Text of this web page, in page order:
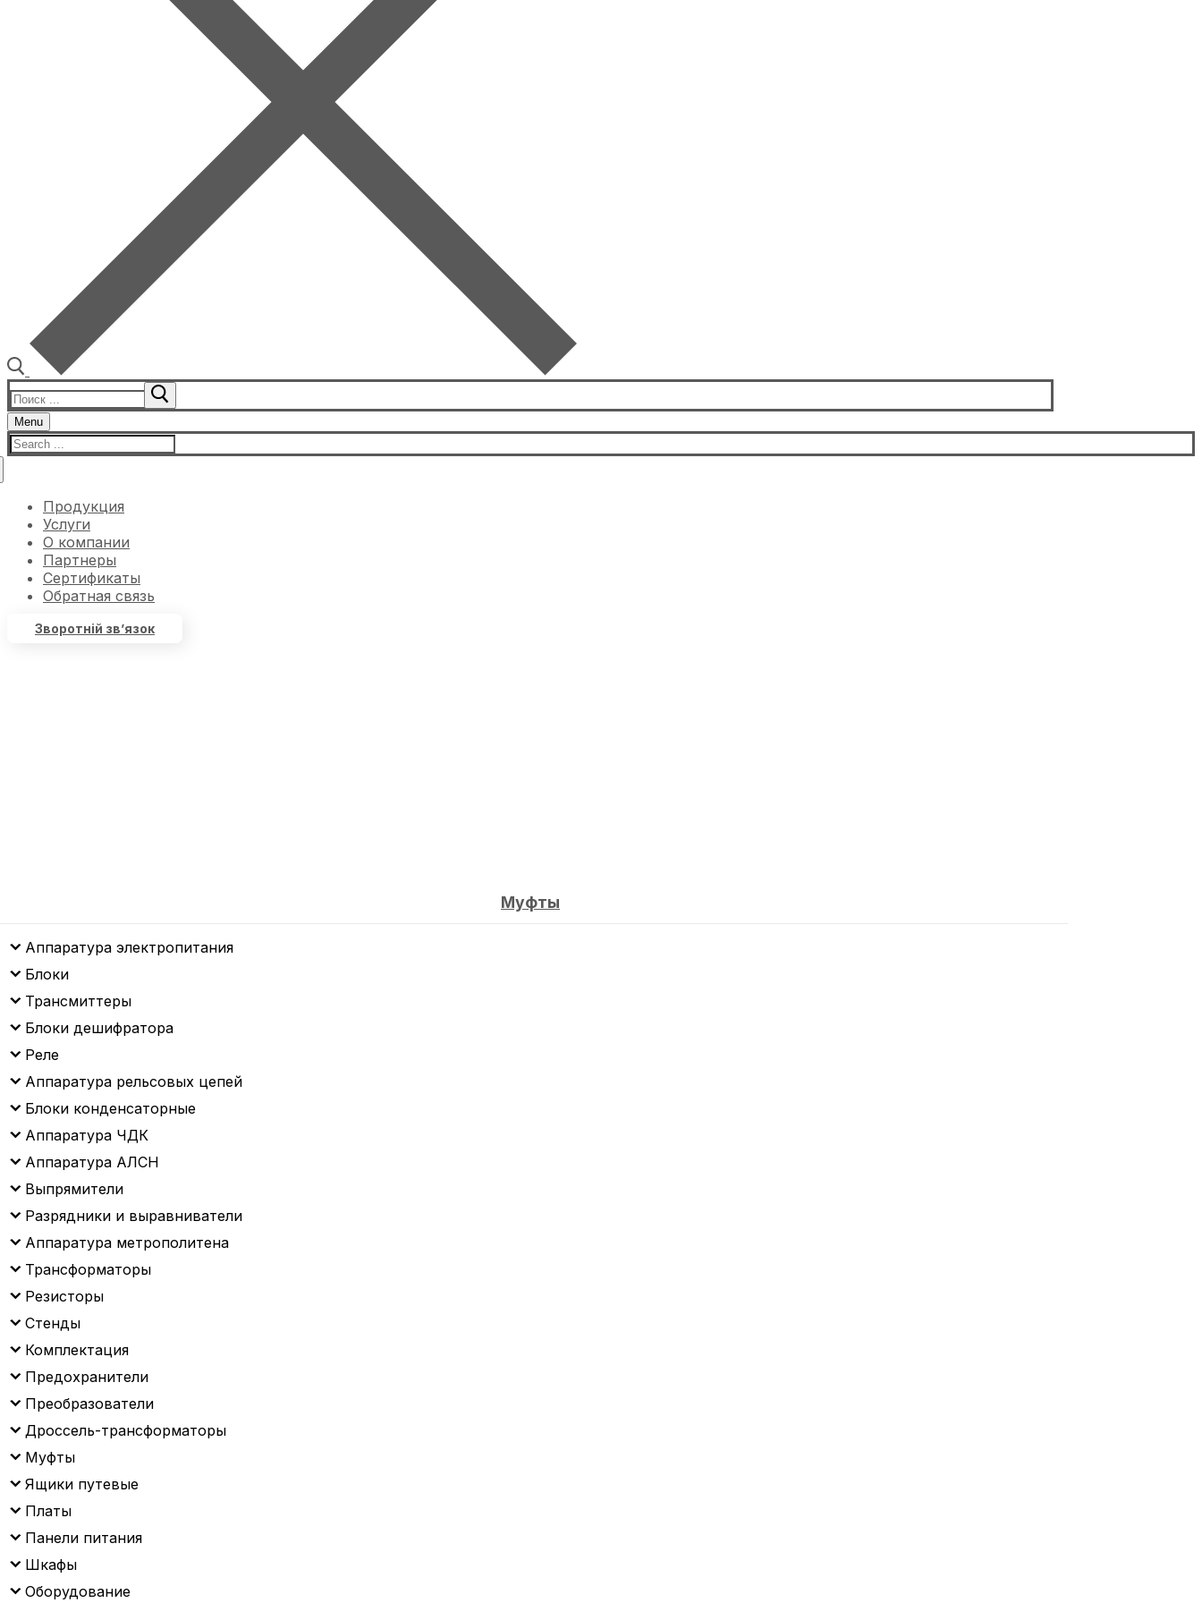
Menu
Продукция
Услуги
О компании
Партнеры
Сертификаты
Обратная связь
Зворотній зв’язок
Муфты
Аппаратура электропитания
Блоки
Трансмиттеры
Блоки дешифратора
Реле
Аппаратура рельсовых цепей
Блоки конденсаторные
Аппаратура ЧДК
Аппаратура АЛСН
Выпрямители
Разрядники и выравниватели
Аппаратура метрополитена
Трансформаторы
Резисторы
Стенды
Комплектация
Предохранители
Преобразователи
Дроссель-трансформаторы
Муфты
Ящики путевые
Платы
Панели питания
Шкафы
Оборудование